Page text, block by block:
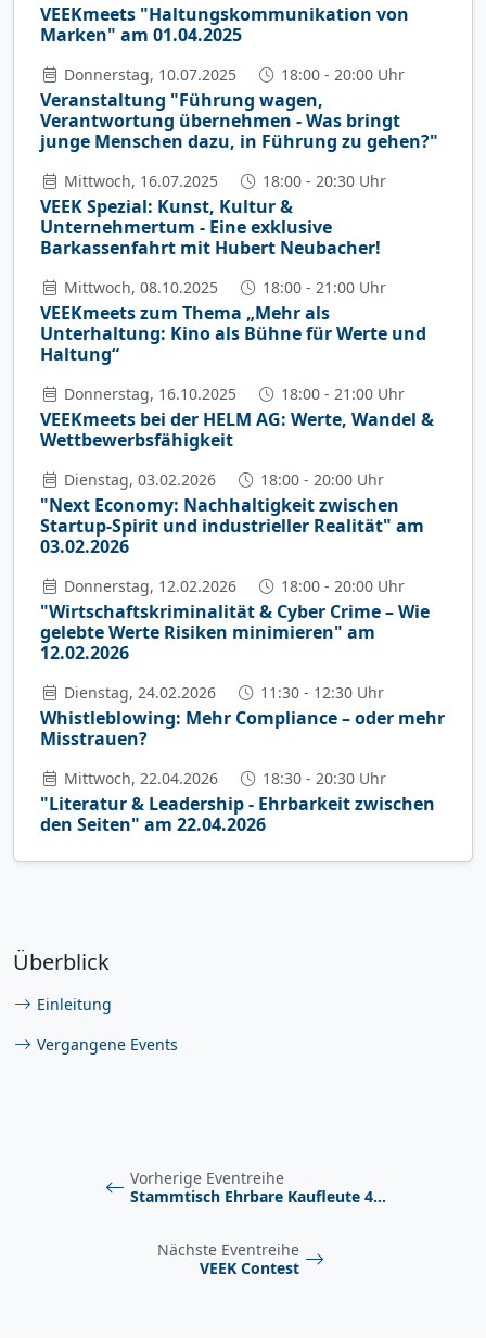
VEEKmeets "Haltungskommunikation von
Marken" am 01.04.2025
Donnerstag, 10.07.2025 18:00 - 20:00 Uhr
Veranstaltung "Führung wagen,
Verantwortung übernehmen - Was bringt
junge Menschen dazu, in Führung zu gehen?"
Mittwoch, 16.07.2025 18:00 - 20:30 Uhr
VEEK Spezial: Kunst, Kultur &
Unternehmertum - Eine exklusive
Barkassenfahrt mit Hubert Neubacher!
Mittwoch, 08.10.2025 18:00 - 21:00 Uhr
VEEKmeets zum Thema „Mehr als
Unterhaltung: Kino als Bühne für Werte und
Haltung“
Donnerstag, 16.10.2025 18:00 - 21:00 Uhr
VEEKmeets bei der HELM AG: Werte, Wandel &
Wettbewerbsfähigkeit
Dienstag, 03.02.2026 18:00 - 20:00 Uhr
"Next Economy: Nachhaltigkeit zwischen
Startup-Spirit und industrieller Realität" am
03.02.2026
Donnerstag, 12.02.2026 18:00 - 20:00 Uhr
"Wirtschaftskriminalität & Cyber Crime – Wie
gelebte Werte Risiken minimieren" am
12.02.2026
Dienstag, 24.02.2026 11:30 - 12:30 Uhr
Whistleblowing: Mehr Compliance – oder mehr
Misstrauen?
Mittwoch, 22.04.2026 18:30 - 20:30 Uhr
"Literatur & Leadership - Ehrbarkeit zwischen
den Seiten" am 22.04.2026
Überblick
Einleitung
Vergangene Events
Vorherige Eventreihe
Stammtisch Ehrbare Kaufleute 4…
Nächste Eventreihe
VEEK Contest